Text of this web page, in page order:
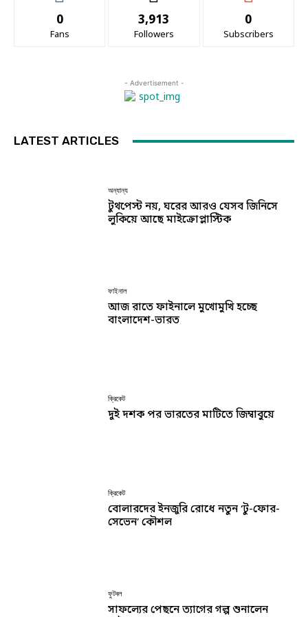
0
Fans
3,913
Followers
0
Subscribers
- Advertisement -
LATEST ARTICLES
অন্যান্য
টুথপেস্ট নয়, ঘরের আরও যেসব জিনিসে
লুকিয়ে আছে মাইক্রোপ্লাস্টিক
ফাইনাল
আজ রাতে ফাইনালে মুখোমুখি হচ্ছে
বাংলাদেশ-ভারত
ক্রিকেট
দুই দশক পর ভারতের মাটিতে জিম্বাবুয়ে
ক্রিকেট
বোলারদের ইনজুরি রোধে নতুন ‘টু-ফোর-
সেভেন’ কৌশল
ফুটবল
সাফল্যের পেছনে ত্যাগের গল্প শুনালেন